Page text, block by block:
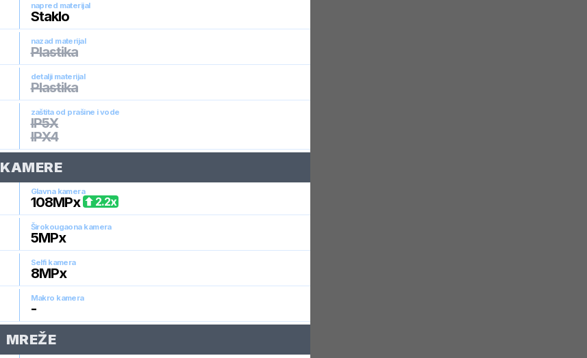
napred materijal
Staklo
nazad materijal
Plastika
detalji materijal
Plastika
zaštita od prašine i vode
IP5X
IPX4
KAMERE
Glavna kamera
108MPx 2.2x
Širokougaona kamera
5MPx
Selfi kamera
8MPx
Makro kamera
-
MREŽE